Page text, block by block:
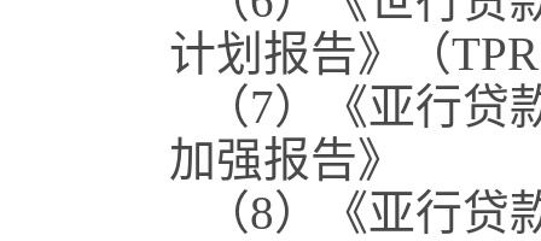
计划报告》（
（7）《亚行
加强报告》
（8）《亚行